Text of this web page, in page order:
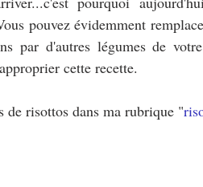
pouvez évidemment
par d'autres légumes de
cette recette.
de risottos dans ma rubrique "